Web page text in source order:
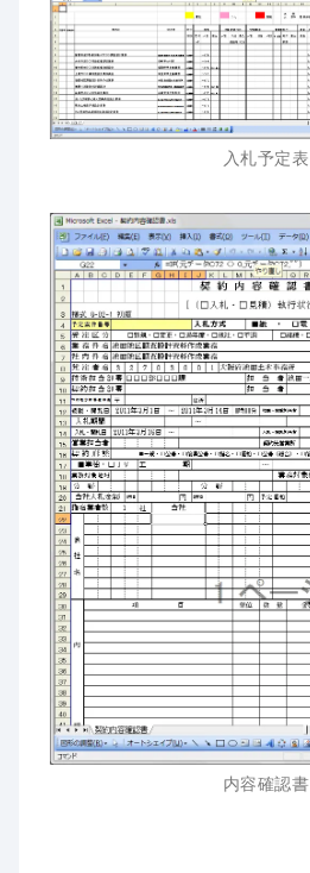
入札予定表
内容確認書